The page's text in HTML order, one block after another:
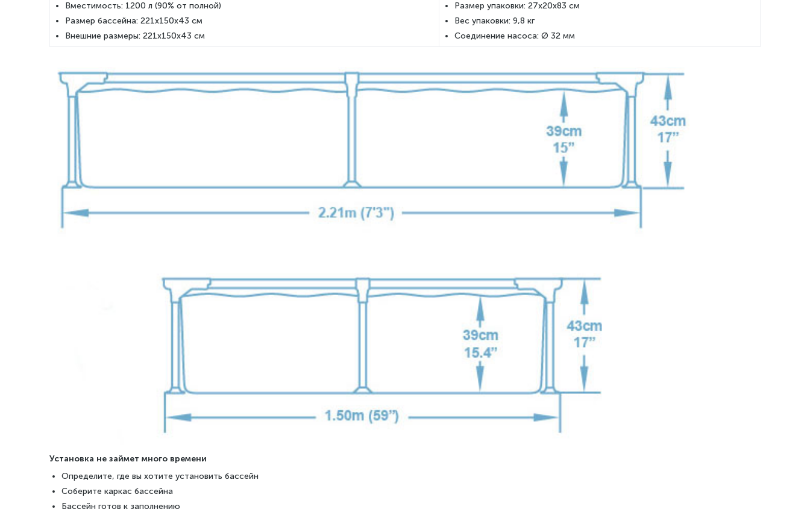
Вместимость: 1200 л (90% от полной)
Размер бассейна: 221x150x43 см
Внешние размеры: 221x150x43 см
Размер упаковки: 27x20x83 см
Вес упаковки: 9,8 кг
Соединение насоса: Ø 32 мм
Установка не займет много времени
Определите, где вы хотите установить бассейн
Соберите каркас бассейна
Бассейн готов к заполнению